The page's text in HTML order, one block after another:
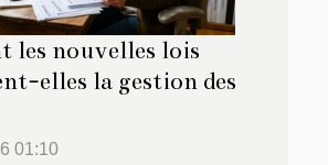
les nouvelles lois
elles la gestion des
01:10